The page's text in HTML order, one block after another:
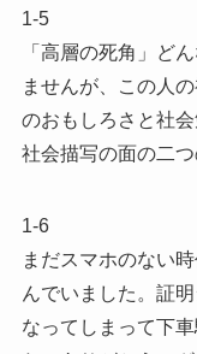
1-5
「高層の死角」ど
ませんが、この人
のおもしろさと社
社会描写の面の二
1-6
まだスマホのない
んでいました。証
なってしまって下